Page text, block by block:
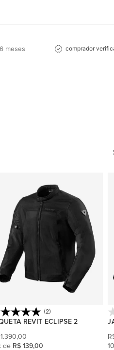
meses comprador
(2)
REVIT ECLIPSE 2
1.390,00
de R$ 139,00
10